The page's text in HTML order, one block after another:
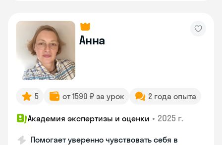
Анна
5 от 1590 ₽ за урок 2 года опыта
Академия экспертизы и оценки • 2025 г.
Помогает уверенно чувствовать себя в